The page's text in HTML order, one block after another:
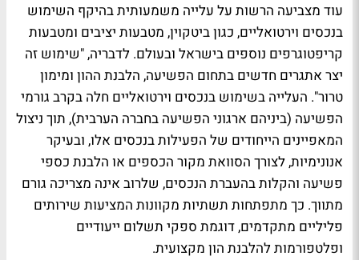
עוד מצביעה הרשות על עלייה משמעותית בהיקף השימוש
בנכסים וירטואליים, כגון ביטקוין, מטבעות יציבים ומטבעות
קריפטוגרפים נוספים בישראל ובעולם. לדבריה, "שימוש זה
יצר אתגרים חדשים בתחום הפשיעה, הלבנת ההון ומימון
טרור". העלייה בשימוש בנכסים וירטואליים חלה בקרב גורמי
הפשיעה (ביניהם ארגוני הפשיעה בחברה הערבית), תוך ניצול
המאפיינים הייחודים של הפעילות בנכסים אלו, ובעיקר
אנונימיות, לצורך הסוואת מקור הכספים או הלבנת כספי
פשיעה והקלות בהעברת הנכסים, שלרוב אינה מצריכה גורם
מתווך. כך מתפתחות תשתיות מקוונות המציעות שירותים
פליליים מתקדמים, דוגמת ספקי תשלום ייעודיים
ופלטפורמות להלבנת הון מקצועית.